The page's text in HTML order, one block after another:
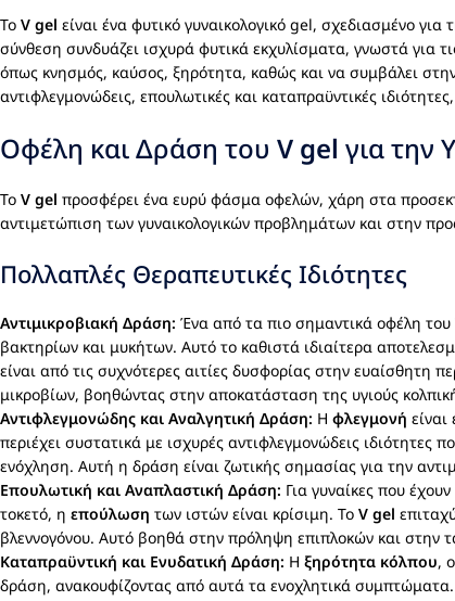
Το V gel είναι ένα φυτικό γυναικολογικό gel, σχεδιασμένο
σύνθεση συνδυάζει ισχυρά φυτικά εκχυλίσματα, γνωστά για
όπως κνησμός, καύσος, ξηρότητα, καθώς και να συμβάλει
αντιφλεγμονώδεις, επουλωτικές και καταπραϋντικές
Οφέλη και Δράση του V gel για την
Το V gel προσφέρει ένα ευρύ φάσμα οφελών, χάρη στα
αντιμετώπιση των γυναικολογικών προβλημάτων και στην
Πολλαπλές Θεραπευτικές Ιδιότητες
Αντιμικροβιακή Δράση: Ένα από τα πιο σημαντικά οφέλη του
βακτηρίων και μυκήτων. Αυτό το καθιστά ιδιαίτερα
είναι από τις συχνότερες αιτίες δυσφορίας στην ευαίσθητη
μικροβίων, βοηθώντας στην αποκατάσταση της υγιούς
Αντιφλεγμονώδης και Αναλγητική Δράση: Η φλεγμονή
περιέχει συστατικά με ισχυρές αντιφλεγμονώδεις
ενόχληση. Αυτή η δράση είναι ζωτικής σημασίας για την
Επουλωτική και Αναπλαστική Δράση: Για γυναίκες που
τοκετό, η επούλωση των ιστών είναι κρίσιμη. Το V gel
βλεννογόνου. Αυτό βοηθά στην πρόληψη επιπλοκών και στην
Καταπραϋντική και Ενυδατική Δράση: Η ξηρότητα κόλπου, ο
δράση, ανακουφίζοντας από αυτά τα ενοχλητικά